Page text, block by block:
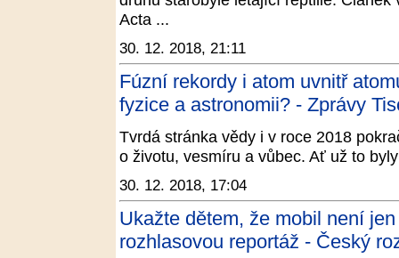
Acta ...
30. 12. 2018, 21:11
Fúzní rekordy i atom uvnitř
fyzice a astronomii? - Zprávy
Tvrdá stránka vědy i v roce 2018
o životu, vesmíru a vůbec. Ať už to
30. 12. 2018, 17:04
Ukažte dětem, že mobil není
rozhlasovou reportáž - Český